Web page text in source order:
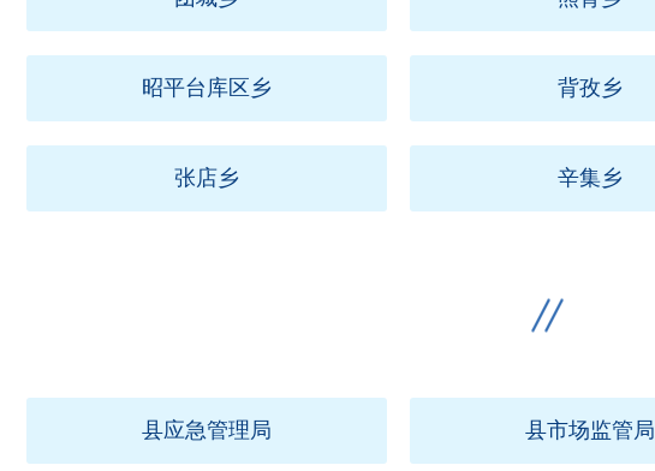
昭平台库区乡 背孜乡
张店乡 辛集乡
县应急管理局 县市场监管局